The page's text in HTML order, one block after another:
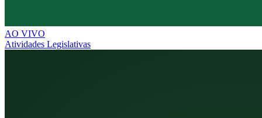
AO VIVO
Atividades Legislativas